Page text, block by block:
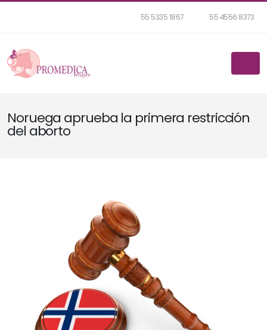
55 5335 1867 55 4556 8373
Noruega aprueba la primera restricción
del aborto